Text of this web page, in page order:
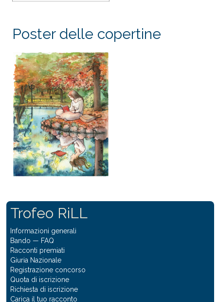
Poster delle copertine
Trofeo RiLL
Informazioni generali
Bando — FAQ
Racconti premiati
Giuria Nazionale
Registrazione concorso
Quota di iscrizione
Richiesta di iscrizione
Carica il tuo racconto